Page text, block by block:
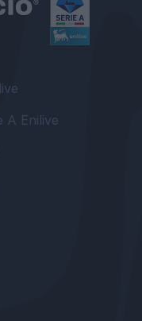
A Enilive